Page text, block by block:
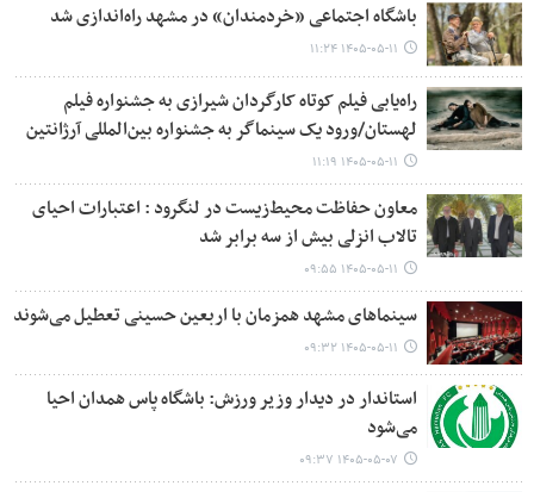
باشگاه اجتماعی «خردمندان» در مشهد راه‌اندازی شد
۱۴۰۵-۰۵-۱۱ ۱۱:۲۴
راه‌یابی فیلم کوتاه کارگردان شیرازی به جشنواره فیلم
لهستان/ورود یک سینماگر به جشنواره بین‌المللی آرژانتین
۱۴۰۵-۰۵-۱۱ ۱۱:۱۹
معاون حفاظت محیط‌زیست در لنگرود : اعتبارات احیای
تالاب انزلی بیش از سه برابر شد
۱۴۰۵-۰۵-۱۱ ۰۹:۵۵
سینماهای مشهد همزمان با اربعین حسینی تعطیل می‌شوند
۱۴۰۵-۰۵-۱۱ ۰۹:۳۲
استاندار در دیدار وزیر ورزش: باشگاه پاس همدان احیا
می‌شود
۱۴۰۵-۰۵-۰۷ ۰۹:۳۷